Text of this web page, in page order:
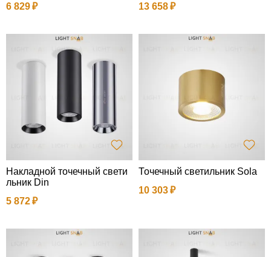
6 829
13 658
Накладной точечный свети
льник Din
5 872
Точечный светильник Sola
10 303